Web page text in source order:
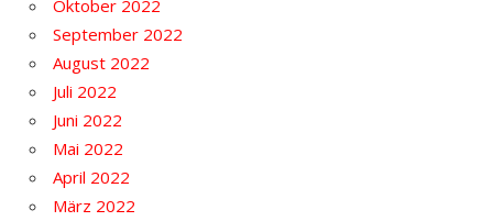
Oktober 2022
September 2022
August 2022
Juli 2022
Juni 2022
Mai 2022
April 2022
März 2022